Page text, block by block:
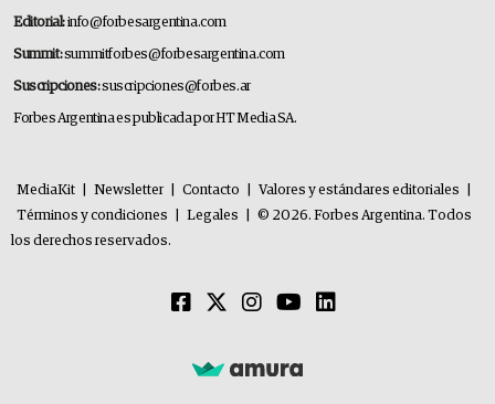
Editorial:info@forbesargentina.com
Summit:summitforbes@forbesargentina.com
Suscripciones:suscripciones@forbes.ar
Forbes Argentina es publicada por HT Media SA.
MediaKit Newsletter Contacto Valores y estándares editoriales
Términos y condiciones
Legales
© 2026. Forbes Argentina. Todos
los derechos reservados.